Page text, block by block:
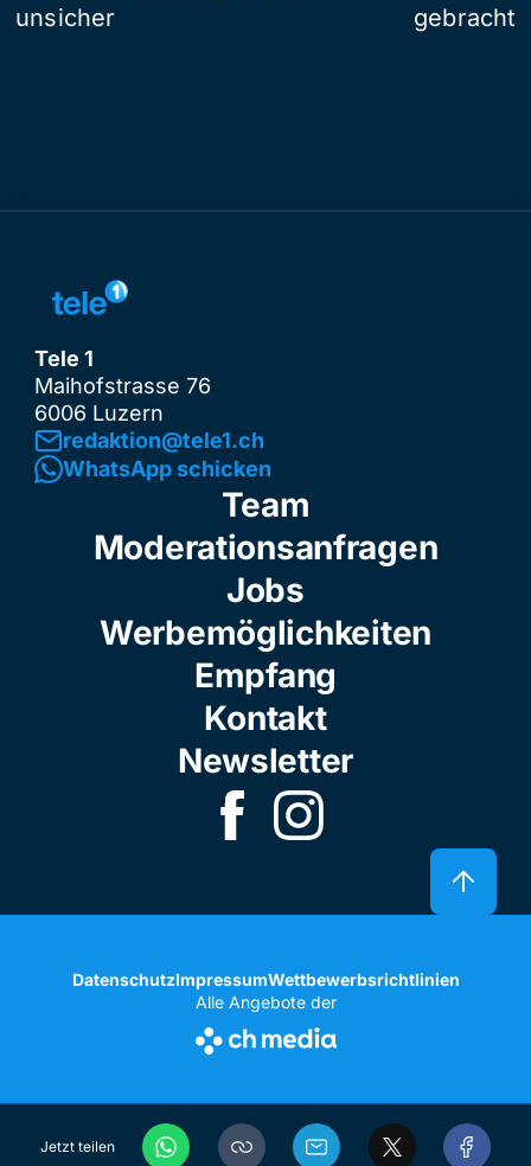
Jetzt teilen
unsicher
gebracht
Tele 1
Maihofstrasse 76
6006 Luzern
redaktion@tele1.ch
WhatsApp schicken
Team
Moderationsanfragen
Jobs
Werbemöglichkeiten
Empfang
Kontakt
Newsletter
DatenschutzImpressumWettbewerbsrichtlinien
Alle Angebote der